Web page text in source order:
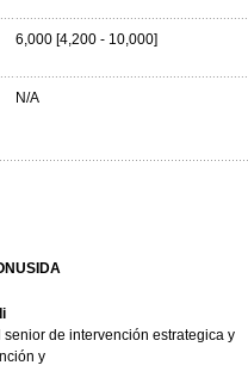
6,000 [4,200 - 10,000]
N/A
de intervención estrategica y
y